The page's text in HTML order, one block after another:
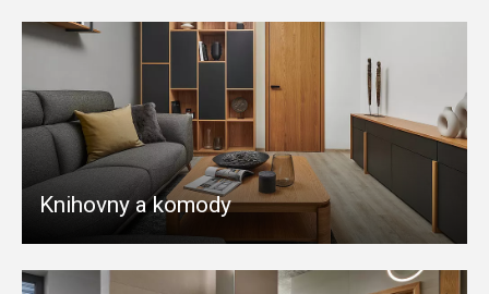
Knihovny a komody